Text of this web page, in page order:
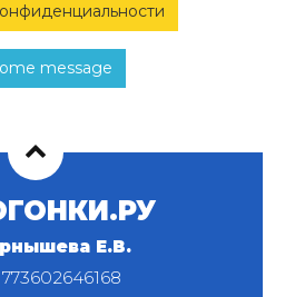
message
Е.В.